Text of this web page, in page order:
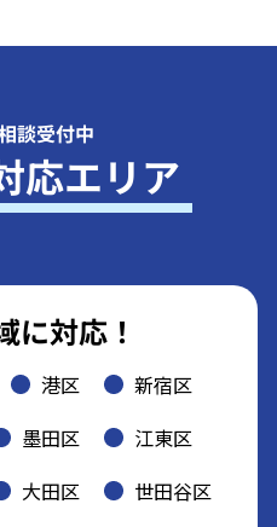
談受付中
応エリア
に対応！
港区
新宿区
墨田区
江東区
大田区
世田谷区